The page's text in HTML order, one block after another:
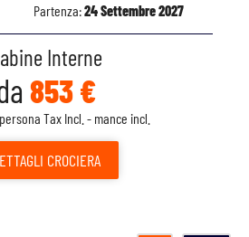
Partenza:24 Settembre 2027
Interne
853 €
Tax Incl. - mance incl.
CROCIERA